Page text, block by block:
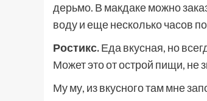
дерьмо. В макдаке можно
воду и еще несколько часов
Ростикс.Еда вкусная, но
Может это от острой пищи, не
Му му, из вкусного там мне